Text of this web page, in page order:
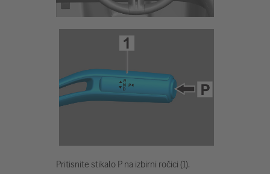
Pritisnite stikalo P na izbirni ročici (1).